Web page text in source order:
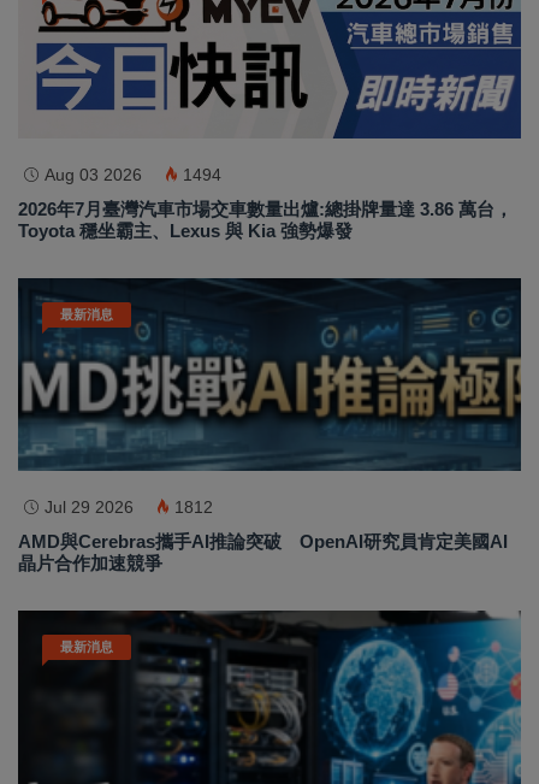
Aug 03 2026 1494
2026年7月臺灣汽車市場交車數量出爐:總掛牌量達 3.86 萬台，
Toyota 穩坐霸主、Lexus 與 Kia 強勢爆發
最新消息
Jul 29 2026 1812
AMD與Cerebras攜手AI推論突破 OpenAI研究員肯定美國AI
晶片合作加速競爭
最新消息